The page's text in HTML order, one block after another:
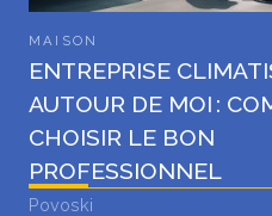
MAISON
ENTREPRISE
AUTOUR DE MOI :
CHOISIR LE BON
PROFESSIONNEL
Povoski